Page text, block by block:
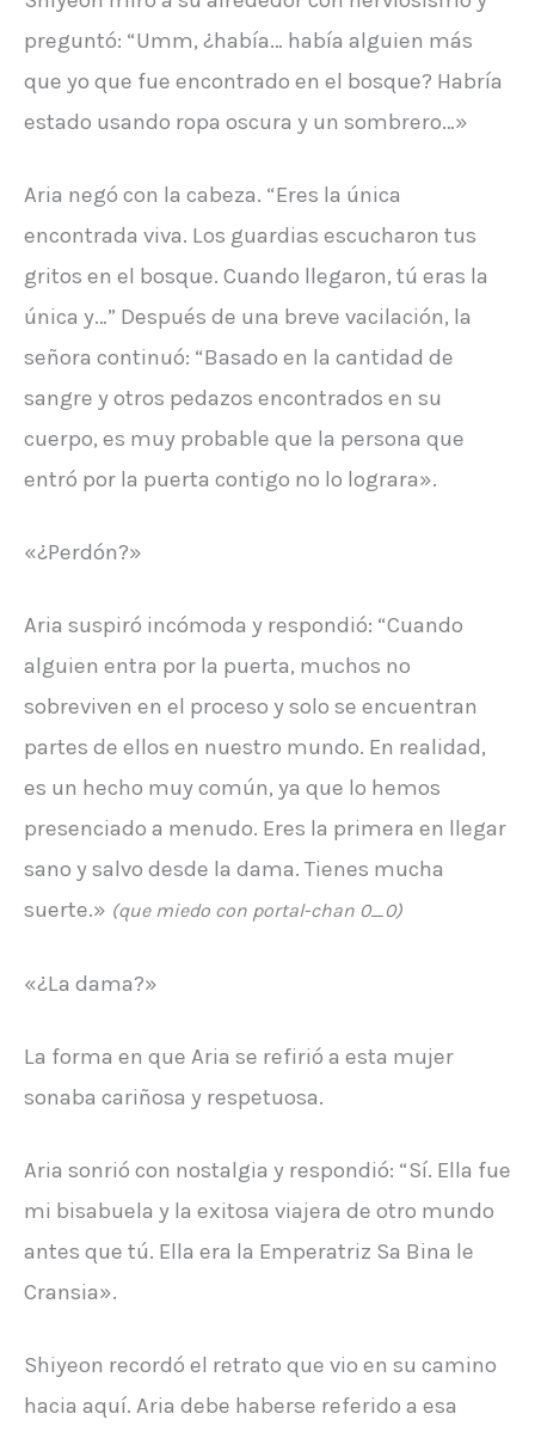
preguntó: “Umm, ¿había… había alguien más
que yo que fue encontrado en el bosque? Habría
estado usando ropa oscura y un sombrero…»
Aria negó con la cabeza. “Eres la única
encontrada viva. Los guardias escucharon tus
gritos en el bosque. Cuando llegaron, tú eras la
única y…” Después de una breve vacilación, la
señora continuó: “Basado en la cantidad de
sangre y otros pedazos encontrados en su
cuerpo, es muy probable que la persona que
entró por la puerta contigo no lo lograra».
«¿Perdón?»
Aria suspiró incómoda y respondió: “Cuando
alguien entra por la puerta, muchos no
sobreviven en el proceso y solo se encuentran
partes de ellos en nuestro mundo. En realidad,
es un hecho muy común, ya que lo hemos
presenciado a menudo. Eres la primera en llegar
sano y salvo desde la dama. Tienes mucha
suerte.» (que miedo con portal-chan 0_0)
«¿La dama?»
La forma en que Aria se refirió a esta mujer
sonaba cariñosa y respetuosa.
Aria sonrió con nostalgia y respondió: “Sí. Ella fue
mi bisabuela y la exitosa viajera de otro mundo
antes que tú. Ella era la Emperatriz Sa Bina le
Cransia».
Shiyeon recordó el retrato que vio en su camino
hacia aquí. Aria debe haberse referido a esa